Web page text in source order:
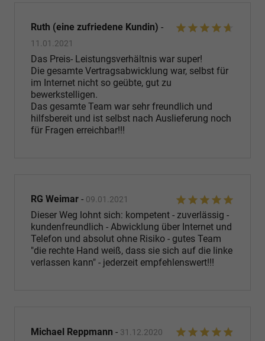
Ruth (eine zufriedene Kundin) -
11.01.2021
Das Preis- Leistungsverhältnis war super!
Die gesamte Vertragsabwicklung war, selbst für
im Internet nicht so geübte, gut zu
bewerkstelligen.
Das gesamte Team war sehr freundlich und
hilfsbereit und ist selbst nach Auslieferung noch
für Fragen erreichbar!!!
RG Weimar - 09.01.2021
Dieser Weg lohnt sich: kompetent - zuverlässig -
kundenfreundlich - Abwicklung über Internet und
Telefon und absolut ohne Risiko - gutes Team
"die rechte Hand weiß, dass sie sich auf die linke
verlassen kann" - jederzeit empfehlenswert!!!
Michael Reppmann - 31.12.2020